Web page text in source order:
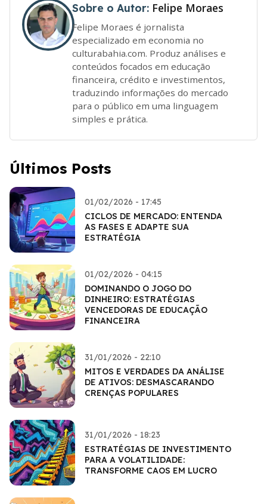
Sobre o Autor: Felipe Moraes
Felipe Moraes é jornalista
especializado em economia no
culturabahia.com. Produz análises e
conteúdos focados em educação
financeira, crédito e investimentos,
traduzindo informações do mercado
para o público em uma linguagem
simples e prática.
Últimos Posts
01/02/2026 - 17:45
CICLOS DE MERCADO: ENTENDA
AS FASES E ADAPTE SUA
ESTRATÉGIA
01/02/2026 - 04:15
DOMINANDO O JOGO DO
DINHEIRO: ESTRATÉGIAS
VENCEDORAS DE EDUCAÇÃO
FINANCEIRA
31/01/2026 - 22:10
MITOS E VERDADES DA ANÁLISE
DE ATIVOS: DESMASCARANDO
CRENÇAS POPULARES
31/01/2026 - 18:23
ESTRATÉGIAS DE INVESTIMENTO
PARA A VOLATILIDADE:
TRANSFORME CAOS EM LUCRO